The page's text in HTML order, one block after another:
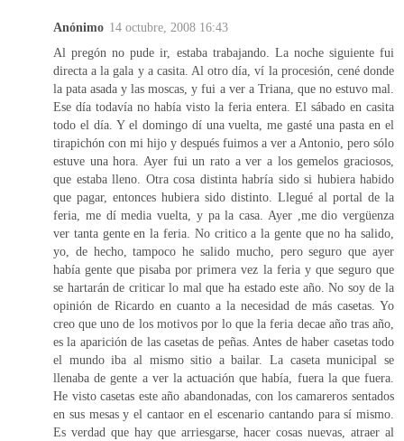
Anónimo 14 octubre, 2008 16:43
Al pregón no pude ir, estaba trabajando. La noche siguiente fui
directa a la gala y a casita. Al otro día, ví la procesión, cené donde
la pata asada y las moscas, y fui a ver a Triana, que no estuvo mal.
Ese día todavía no había visto la feria entera. El sábado en casita
todo el día. Y el domingo dí una vuelta, me gasté una pasta en el
tirapichón con mi hijo y después fuimos a ver a Antonio, pero sólo
estuve una hora. Ayer fui un rato a ver a los gemelos graciosos,
que estaba lleno. Otra cosa distinta habría sido si hubiera habido
que pagar, entonces hubiera sido distinto. Llegué al portal de la
feria, me dí media vuelta, y pa la casa. Ayer ,me dio vergüenza
ver tanta gente en la feria. No critico a la gente que no ha salido,
yo, de hecho, tampoco he salido mucho, pero seguro que ayer
había gente que pisaba por primera vez la feria y que seguro que
se hartarán de criticar lo mal que ha estado este año. No soy de la
opinión de Ricardo en cuanto a la necesidad de más casetas. Yo
creo que uno de los motivos por lo que la feria decae año tras año,
es la aparición de las casetas de peñas. Antes de haber casetas todo
el mundo iba al mismo sitio a bailar. La caseta municipal se
llenaba de gente a ver la actuación que había, fuera la que fuera.
He visto casetas este año abandonadas, con los camareros sentados
en sus mesas y el cantaor en el escenario cantando para sí mismo.
Es verdad que hay que arriesgarse, hacer cosas nuevas, atraer al